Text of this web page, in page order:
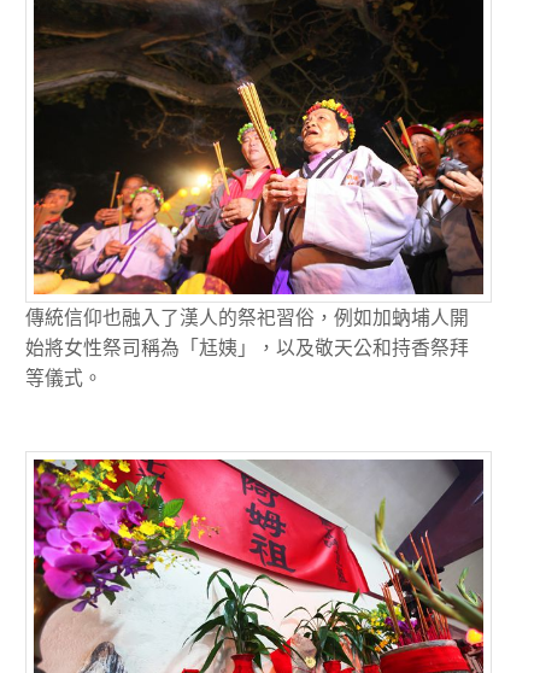
傳統信仰也融入了漢人的祭祀習俗，例如加蚋埔人開
始將女性祭司稱為「尪姨」，以及敬天公和持香祭拜
等儀式。